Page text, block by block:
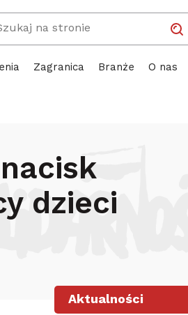
Duda
wyszukiwaną frazę
Zagranica Branże O nas
dzieci
Aktualności